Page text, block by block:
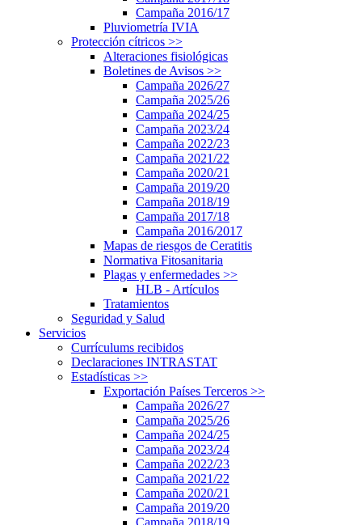
Campaña 2016/17
Pluviometría IVIA
Protección cítricos >>
Alteraciones fisiológicas
Boletines de Avisos >>
Campaña 2026/27
Campaña 2025/26
Campaña 2024/25
Campaña 2023/24
Campaña 2022/23
Campaña 2021/22
Campaña 2020/21
Campaña 2019/20
Campaña 2018/19
Campaña 2017/18
Campaña 2016/2017
Mapas de riesgos de Ceratitis
Normativa Fitosanitaria
Plagas y enfermedades >>
HLB - Artículos
Tratamientos
Seguridad y Salud
Servicios
Currículums recibidos
Declaraciones INTRASTAT
Estadísticas >>
Exportación Países Terceros >>
Campaña 2026/27
Campaña 2025/26
Campaña 2024/25
Campaña 2023/24
Campaña 2022/23
Campaña 2021/22
Campaña 2020/21
Campaña 2019/20
Campaña 2018/19